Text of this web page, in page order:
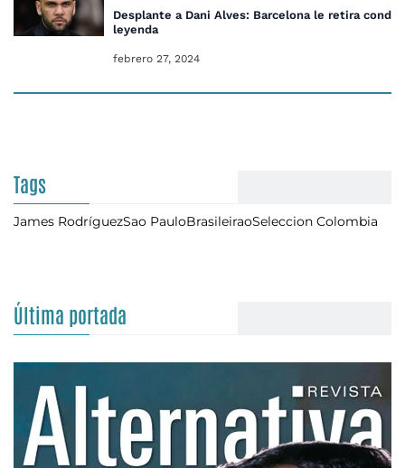
Desplante a Dani Alves: Barcelona le retira
leyenda
febrero 27, 2024
Tags
James RodríguezSao PauloBrasileiraoSeleccion Colombia
Última portada